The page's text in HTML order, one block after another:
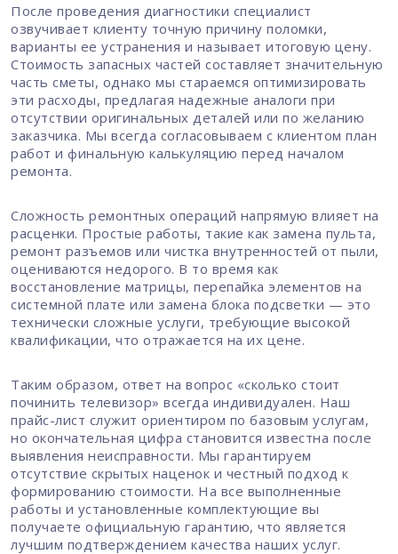
После проведения диагностики специалист
озвучивает клиенту точную причину поломки,
варианты ее устранения и называет итоговую цену.
Стоимость запасных частей составляет значительную
часть сметы, однако мы стараемся оптимизировать
эти расходы, предлагая надежные аналоги при
отсутствии оригинальных деталей или по желанию
заказчика. Мы всегда согласовываем с клиентом план
работ и финальную калькуляцию перед началом
ремонта.
Сложность ремонтных операций напрямую влияет на
расценки. Простые работы, такие как замена пульта,
ремонт разъемов или чистка внутренностей от пыли,
оцениваются недорого. В то время как
восстановление матрицы, перепайка элементов на
системной плате или замена блока подсветки — это
технически сложные услуги, требующие высокой
квалификации, что отражается на их цене.
Таким образом, ответ на вопрос «сколько стоит
починить телевизор» всегда индивидуален. Наш
прайс-лист служит ориентиром по базовым услугам,
но окончательная цифра становится известна после
выявления неисправности. Мы гарантируем
отсутствие скрытых наценок и честный подход к
формированию стоимости. На все выполненные
работы и установленные комплектующие вы
получаете официальную гарантию, что является
лучшим подтверждением качества наших услуг.